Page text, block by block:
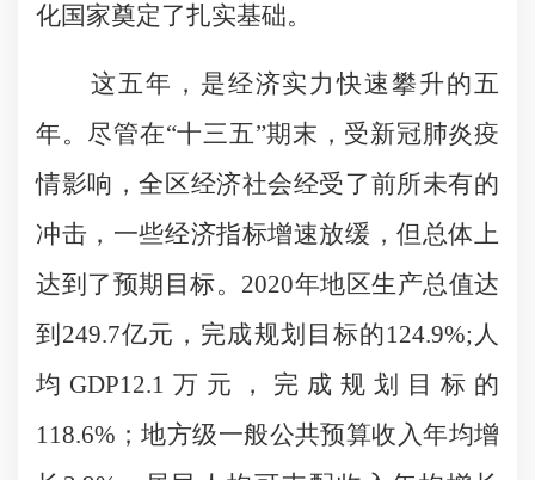
化国家奠定了扎实基础。
这五年，是经济实力快速攀升的五
年。尽管在“十三五”期末，受新冠肺炎疫
情影响，全区经济社会经受了前所未有的
冲击，一些经济指标增速放缓，但总体上
达到了预期目标。2020年地区生产总值达
到249.7亿元，完成规划目标的124.9%;人
均GDP12.1万元，完成规划目标的
118.6%；地方级一般公共预算收入年均增